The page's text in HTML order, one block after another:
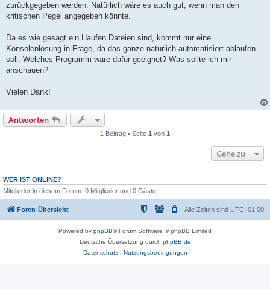
zurückgegeben werden. Natürlich wäre es auch gut, wenn man den
kritischen Pegel angegeben könnte.
Da es wie gesagt ein Haufen Dateien sind, kommt nur eine
Konsolenlösung in Frage, da das ganze natürlich automatisiert ablaufen
soll. Welches Programm wäre dafür geeignet? Was sollte ich mir
anschauen?
Vielen Dank!
Antworten
1 Beitrag • Seite 1 von 1
Gehe zu
WER IST ONLINE?
Mitglieder in diesem Forum: 0 Mitglieder und 0 Gäste
Foren-Übersicht Alle Zeiten sind UTC+01:00
Powered by phpBB® Forum Software © phpBB Limited
Deutsche Übersetzung durch phpBB.de
Datenschutz| Nutzungsbedingungen